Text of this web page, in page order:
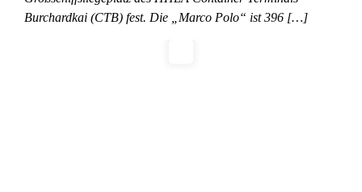
Burchardkai (CTB) fest. Die „Marco Polo“ ist 396 […]